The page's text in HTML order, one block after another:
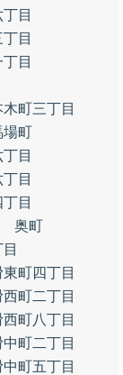
目
目
目
町三丁目
場町
目
目
目
奥町
町四丁目
町二丁目
町八丁目
町二丁目
町五丁目